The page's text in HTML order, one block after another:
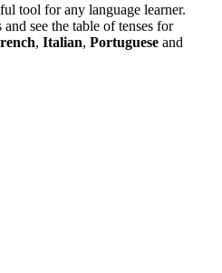
tool for any language learner.
see the table of tenses for
, Italian, Portuguese and